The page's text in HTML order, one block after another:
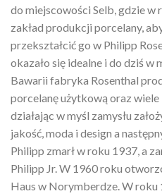
do miejscowości Selb, gdzie w
zakład produkcji porcelany,
przekształcić go w Philipp
okazało się idealne i do dziś w
Bawarii fabryka Rosenthal
porcelanę użytkową oraz
działając w myśl zamysłu
jakość, moda i design a
Philipp zmarł w roku 1937, a
Philipp Jr. W 1960 roku
Haus w Norymberdze. W